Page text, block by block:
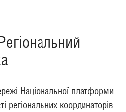
Національної платформи
регіональних координаторів